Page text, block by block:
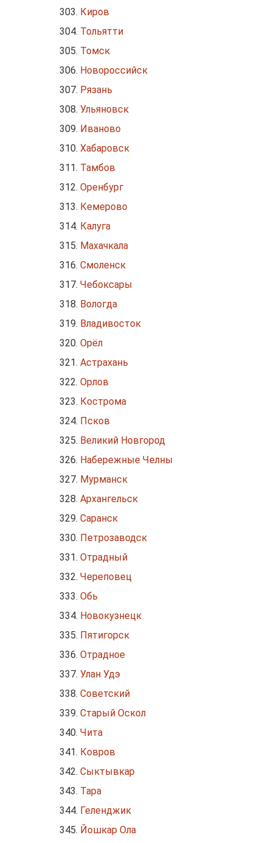
Киров
Тольятти
Томск
Новороссийск
Рязань
Ульяновск
Иваново
Хабаровск
Тамбов
Оренбург
Кемерово
Калуга
Махачкала
Смоленск
Чебоксары
Вологда
Владивосток
Орёл
Астрахань
Орлов
Кострома
Псков
Великий Новгород
Набережные Челны
Мурманск
Архангельск
Саранск
Петрозаводск
Отрадный
Череповец
Обь
Новокузнецк
Пятигорск
Отрадное
Улан Удэ
Советский
Старый Оскол
Чита
Ковров
Сыктывкар
Тара
Геленджик
Йошкар Ола